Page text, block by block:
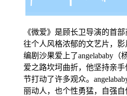
《微爱》是顾长卫导演的首
往个人风格浓郁的文艺片，
编剧沙果爱上了angelababy（
爱之路坎坷曲折，他坚持亲
节打动了许多观众。
丽动人，也个性勇猛，自强自